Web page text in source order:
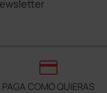
credit_card
PAGA COMO QUIERAS